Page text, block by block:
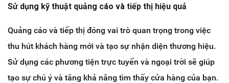
Sử dụng kỹ thuật quảng cáo và tiếp thị hiệu quả
Quảng cáo và tiếp thị đóng vai trò quan trọng trong việc
thu hút khách hàng mới và tạo sự nhận diện thương hiệu.
Sử dụng các phương tiện trực tuyến và ngoại trời sẽ giúp
tạo sự chú ý và tăng khả năng tìm thấy cửa hàng của bạn.